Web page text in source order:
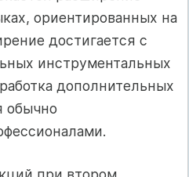
ориентированных на
достигается с
инструментальных
дополнительных
обычно